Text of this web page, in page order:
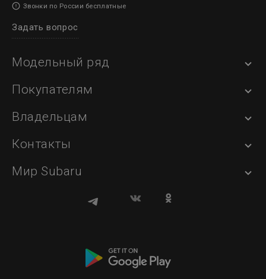
Звонки по России бесплатные
Задать вопрос
Модельный ряд
Покупателям
Владельцам
Контакты
Мир Subaru